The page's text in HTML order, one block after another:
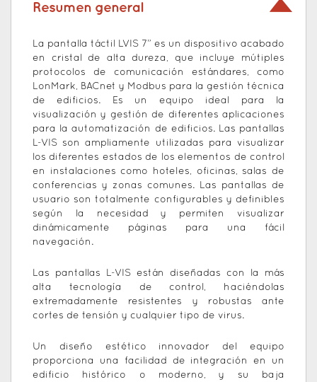
Resumen general
La pantalla táctil LVIS 7” es un dispositivo acabado
en cristal de alta dureza, que incluye mútiples
protocolos de comunicación estándares, como
LonMark, BACnet y Modbus para la gestión técnica
de edificios. Es un equipo ideal para la
visualización y gestión de diferentes aplicaciones
para la automatización de edificios. Las pantallas
L-VIS son ampliamente utilizadas para visualizar
los diferentes estados de los elementos de control
en instalaciones como hoteles, oficinas, salas de
conferencias y zonas comunes. Las pantallas de
usuario son totalmente configurables y definibles
según la necesidad y permiten visualizar
dinámicamente páginas para una fácil
navegación.
Las pantallas L-VIS están diseñadas con la más
alta tecnología de control, haciéndolas
extremadamente resistentes y robustas ante
cortes de tensión y cualquier tipo de virus.
Un diseño estético innovador del equipo
proporciona una facilidad de integración en un
edificio histórico o moderno, y su baja